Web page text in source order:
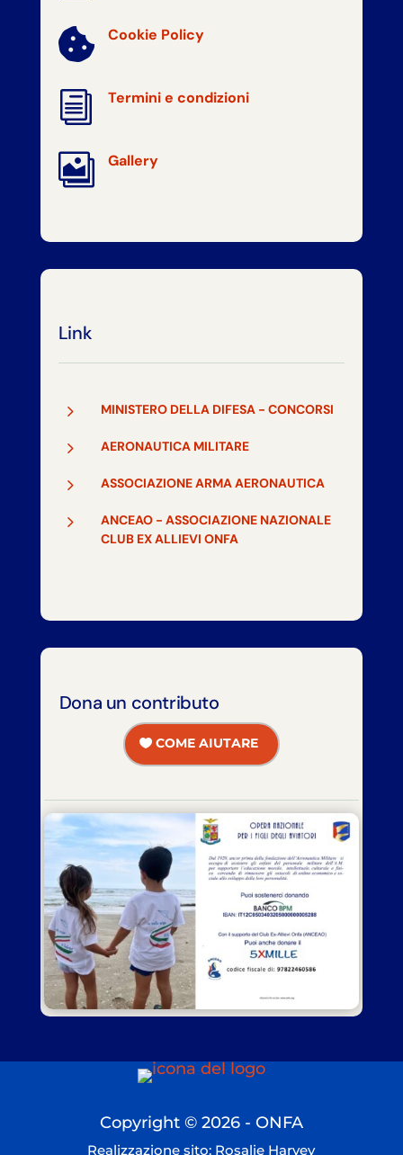
 Cookie Policy
i Termini e condizioni
 Gallery
Link
5 MINISTERO DELLA DIFESA - CONCORSI
5 AERONAUTICA MILITARE
5 ASSOCIAZIONE ARMA AERONAUTICA
5
ANCEAO - ASSOCIAZIONE NAZIONALE
CLUB EX ALLIEVI ONFA
Dona un contributo
COME AIUTARE
Copyright © 2026 - ONFA
Realizzazione sito: Rosalie Harvey